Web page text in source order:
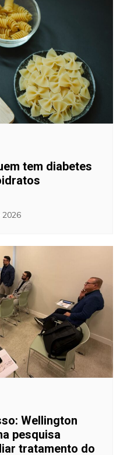
tem diabetes
2026
Wellington
pesquisa
tratamento do